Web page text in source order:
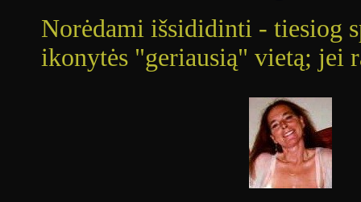
Norėdami išsididinti - tiesiog
ikonytės "geriausią" vietą; jei